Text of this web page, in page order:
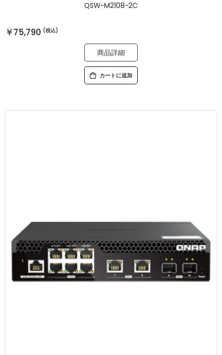
QSW-M2108-2C
￥75,790
商品詳細
カートに追加